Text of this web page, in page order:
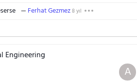
Ferhat Gezmez8 yıl
Engineering
A